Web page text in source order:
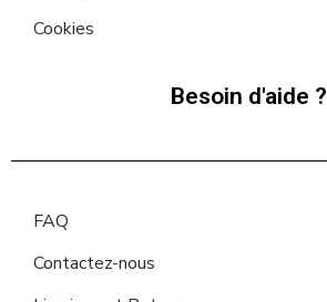
Cookies
Besoin d'aide ?
FAQ
Contactez-nous